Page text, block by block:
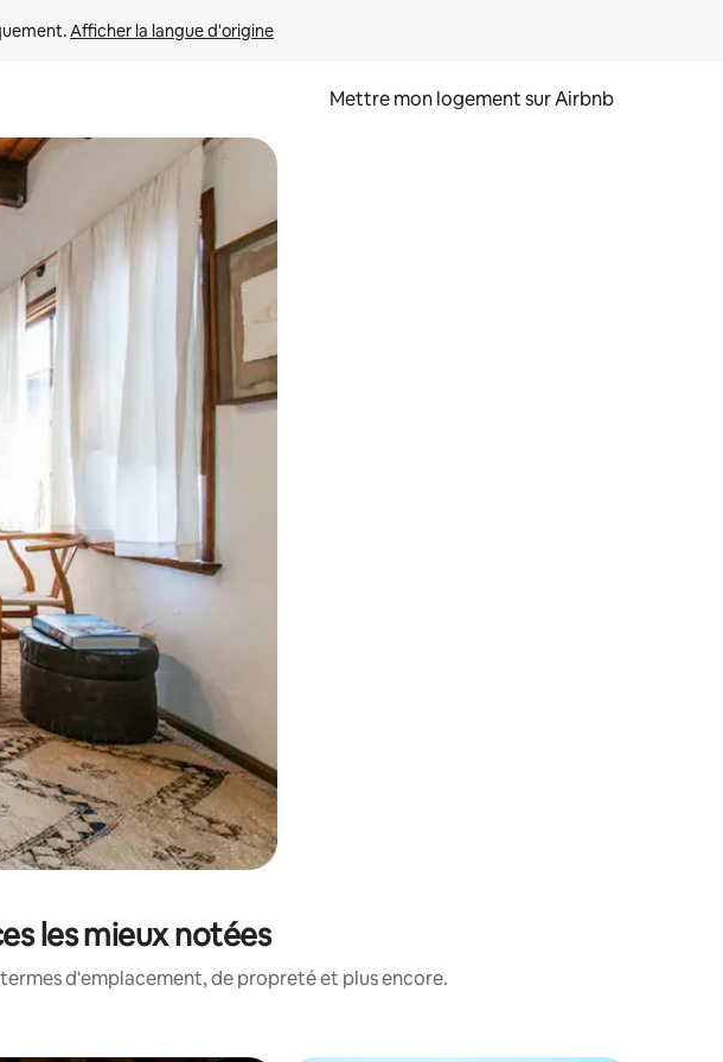
Afficher la langue d'origine
Mettre mon logement sur Airbnb
en appuyant et en faisant glisser.
les mieux notées
d'emplacement, de propreté et plus encore.